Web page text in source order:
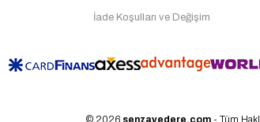
İade Koşulları ve Değişim
© 2026 senzavedere.com - Tüm